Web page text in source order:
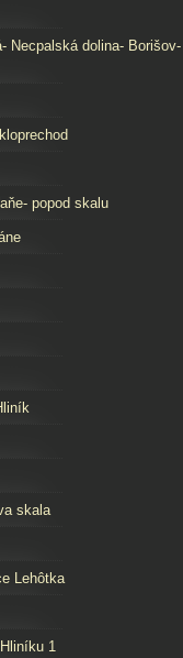
Necpalská dolina- Borišov-
popod skalu
skala
Lehôtka
1